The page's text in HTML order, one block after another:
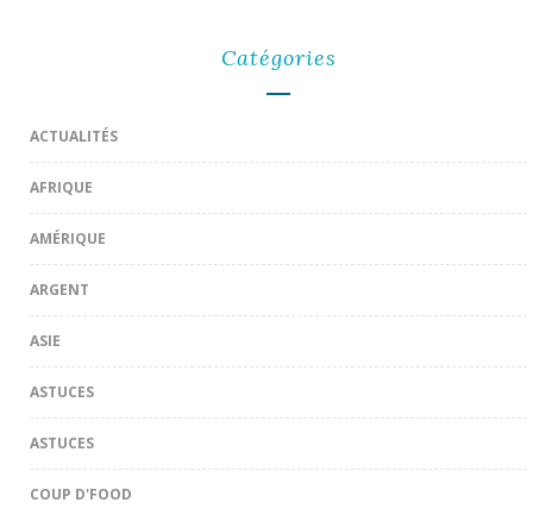
Catégories
ACTUALITÉS
AFRIQUE
AMÉRIQUE
ARGENT
ASIE
ASTUCES
ASTUCES
COUP D'FOOD